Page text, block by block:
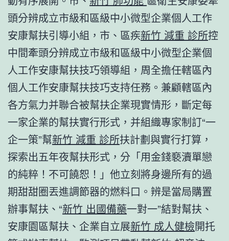
頭分辨成立市級和區級中小微型企業個人工作
安康幫扶引導小組，市、區疾新竹 減重 診所控
中間牽頭分辨成立市級和區級中小微型企業個
人工作安康幫扶技巧領導組，周全擔任轄區內
個人工作安康幫扶技巧支持任務。兼顧轄區內
各方氣力并聯合被幫扶企業現實情形，斷定每
一家企業的幫扶實行形式，并組織專家制訂“一
企一策”幫新竹 減重 診所扶計劃與實行打算，
探索出五年夜幫扶形式，分「用金錢褻瀆單戀
的純粹！不可饒恕！」他立刻將身邊所有的過
期甜甜圈丟進調節器的燃料口。辨是當局購置
辦事幫扶、“新竹 出國備藥一對一”結對幫扶、
安康園區幫扶、企業自立展新竹 成人健檢開托